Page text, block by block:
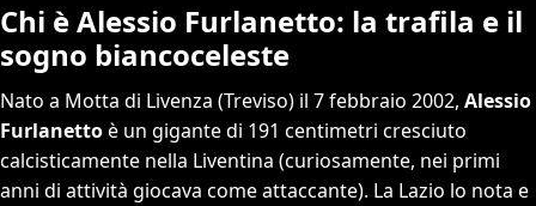
Chi è Alessio Furlanetto: la trafila e il
sogno biancoceleste
Nato a Motta di Livenza (Treviso) il 7 febbraio 2002, Alessio
Furlanettoè un gigante di 191 centimetri cresciuto
calcisticamente nella Liventina (curiosamente, nei primi
anni di attività giocava come attaccante). La Lazio lo nota e